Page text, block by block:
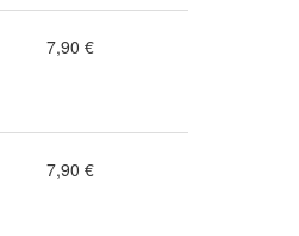
7,90 €
7,90 €